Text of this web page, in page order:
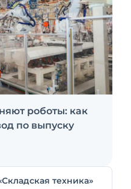
роботы: как
по выпуску
техника»